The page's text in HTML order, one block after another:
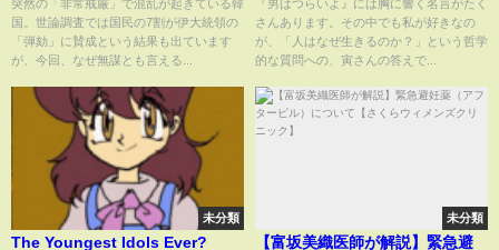
告発・捜査へ 突然の“戒厳
令”の背景に夫人疑惑も
突然の「非常戒厳」で混乱が起きている韓
国。世論調査では国民の7割が伊大統領の
「弾劾」に賛成という結果も出ています
が、今回、なぜ無謀とも言える...
ん | Netflix Japan
『男はつらいよ』には胸に響く名言がたく
さんあります。その中でも私が好きなの
が、「人はなぜ生きるのか？」という哲学
的な質問への、寅さんの答えで...
未分類
The Youngest Idols Ever?
未分類
【富坂美織医師が解説】緊急避